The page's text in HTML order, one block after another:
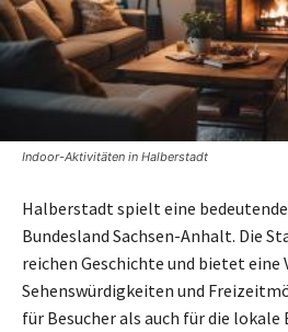
Indoor-Aktivitäten in Halberstadt
Halberstadt spielt eine
Bundesland Sachsen-Anhalt. Die
reichen Geschichte und bietet eine
Sehenswürdigkeiten und
für Besucher als auch für die lokale